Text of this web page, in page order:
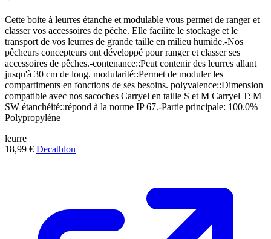
Cette boite à leurres étanche et modulable vous permet de ranger et
classer vos accessoires de pêche. Elle facilite le stockage et le
transport de vos leurres de grande taille en milieu humide.-Nos
pêcheurs concepteurs ont développé pour ranger et classer ses
accessoires de pêches.-contenance::Peut contenir des leurres allant
jusqu'à 30 cm de long. modularité::Permet de moduler les
compartiments en fonctions de ses besoins. polyvalence::Dimension
compatible avec nos sacoches Carryel en taille S et M Carryel T: M
SW étanchéité::répond à la norme IP 67.-Partie principale: 100.0%
Polypropylène
leurre
18,99 € Decathlon